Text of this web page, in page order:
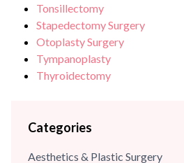
Tonsillectomy
Stapedectomy Surgery
Otoplasty Surgery
Tympanoplasty
Thyroidectomy
Categories
Aesthetics & Plastic Surgery